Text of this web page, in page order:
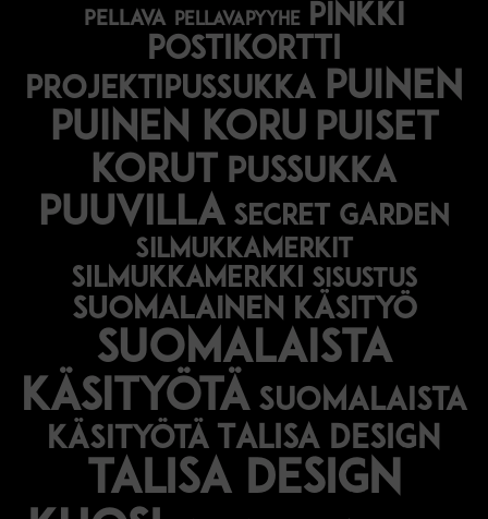
pellava pellavapyyhe pinkki
postikortti
projektipussukka puinen
puinen koru puiset
korut pussukka
puuvilla secret garden
silmukkamerkit
silmukkamerkki sisustus
suomalainen käsityö
suomalaista
käsityötä suomalaista
käsityötä
Talisa Design
talisa design